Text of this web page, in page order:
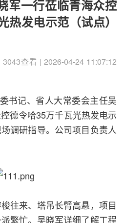
军一行莅临青海众控
热发电示范（试点）
查看 | 2026-04-24 11:07:12
书记、省人大常委会主任吴
德令哈35万千瓦光热发电示
调研指导。公司项目负责人
往来、塔吊长臂高悬，项目
繁忙。吴晓军详细了解工程